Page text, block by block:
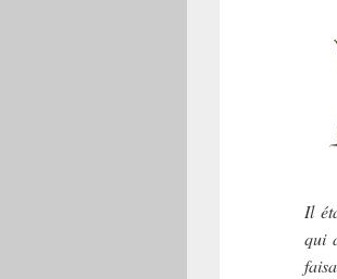
Il
qui